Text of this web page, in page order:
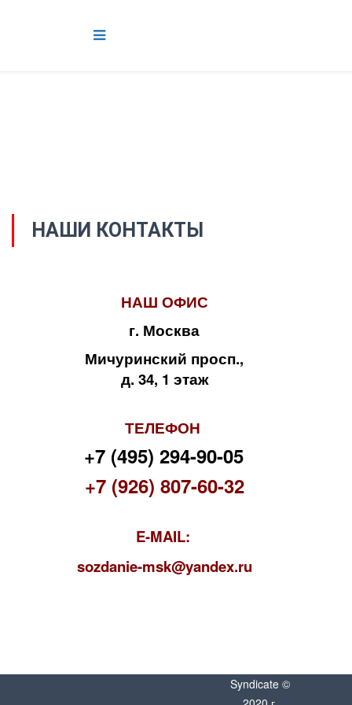
НАШИ КОНТАКТЫ
НАШ ОФИС
г. Москва
Мичуринский просп.,
д. 34, 1 этаж
ТЕЛЕФОН
+7 (495) 294-90-05
+7 (926) 807-60-32
E-MAIL:
sozdanie-msk@yandex.ru
Syndicate ©